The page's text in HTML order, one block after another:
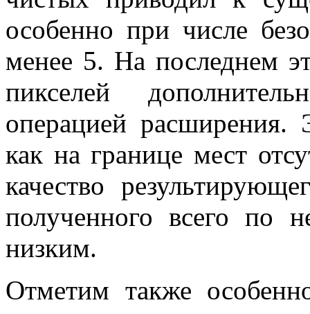
особенно при числе
менее 5. На последнем
пикселей
операцией расширения.
как на границе мест
качество
полученного всего по
низким.
Отметим также